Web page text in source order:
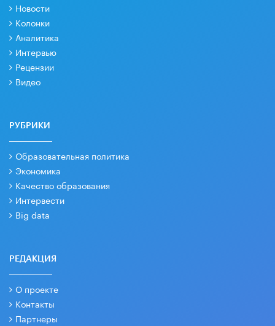
Новости
Колонки
Аналитика
Интервью
Рецензии
Видео
РУБРИКИ
Образовательная политика
Экономика
Качество образования
Интервести
Big data
РЕДАКЦИЯ
О проекте
Контакты
Партнеры